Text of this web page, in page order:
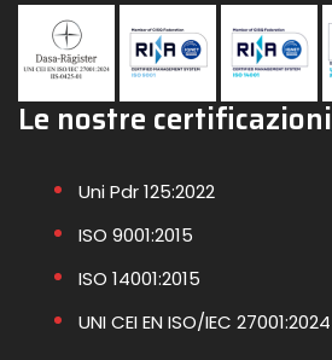
Le nostre certificazioni
Uni Pdr 125:2022
ISO 9001:2015
ISO 14001:2015
UNI CEI EN ISO/IEC 27001:2024